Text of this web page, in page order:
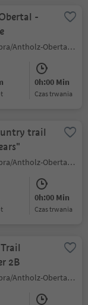
-
Anterselva di Sopra/Antholz-Obertal, Rasen-Antholz/Rasun Anterselva, Dolomites Region Kronplatz/Plan de Corones
0h:00 Min
czas trwania
trail
Anterselva di Sopra/Antholz-Obertal, Rasen-Antholz/Rasun Anterselva, Dolomites Region Kronplatz/Plan de Corones
0h:00 Min
czas trwania
2B
Anterselva di Sopra/Antholz-Obertal, Rasen-Antholz/Rasun Anterselva, Dolomites Region Kronplatz/Plan de Corones